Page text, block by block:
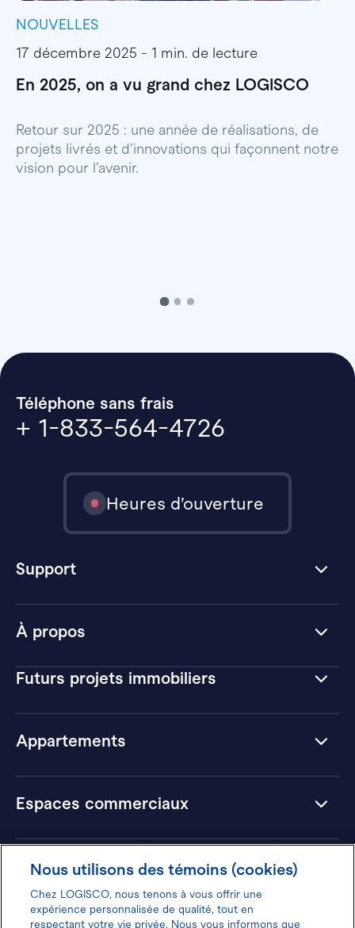
NOUVELLES
17 décembre 2025 - 1 min. de lecture
En 2025, on a vu grand chez LOGISCO
Retour sur 2025 : une année de réalisations, de
projets livrés et d’innovations qui façonnent notre
vision pour l’avenir.
À propos
Futurs projets immobiliers
Appartements
Espaces commerciaux
Hôtels
Téléphone sans frais
+ 1-833-564-4726
Heures d’ouverture
Support
Nous utilisons des témoins (cookies)
Chez LOGISCO, nous tenons à vous offrir une
expérience personnalisée de qualité, tout en
respectant votre vie privée. Nous vous informons que